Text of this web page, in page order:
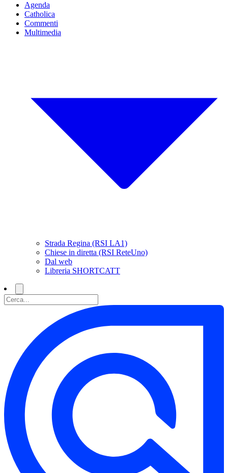
Agenda
Catholica
Commenti
Multimedia
Strada Regina (RSI LA1)
Chiese in diretta (RSI ReteUno)
Dal web
Libreria SHORTCATT